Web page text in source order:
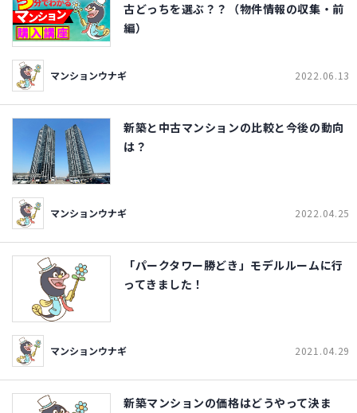
古どっちを選ぶ？？（物件情報の収集・前
編）
マンションウナギ 2022.06.13
新築と中古マンションの比較と今後の動向
は？
マンションウナギ 2022.04.25
「パークタワー勝どき」モデルルームに行
ってきました！
マンションウナギ 2021.04.29
新築マンションの価格はどうやって決ま